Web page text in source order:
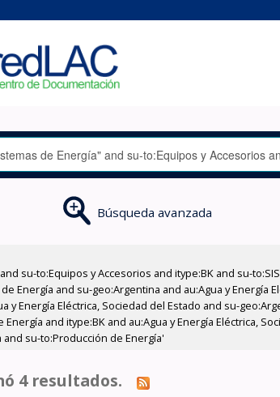
Búsqueda avanzada
su-to:Equipos y Accesorios and itype:BK and su-
Energía and su-geo:Argentina and au:Agua y Energía
Energía Eléctrica, Sociedad del Estado and su-
and itype:BK and au:Agua y Energía Eléctrica,
su-to:Producción de Energía'
4 resultados.